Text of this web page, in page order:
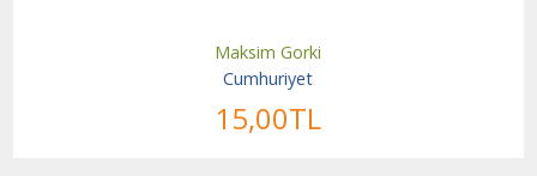
Maksim Gorki
Cumhuriyet
15,00TL